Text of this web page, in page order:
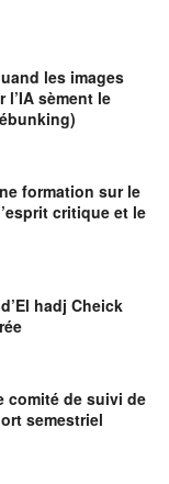
les images
l’IA sèment le
formation sur le
critique et le
hadj Cheick
comité de suivi de
semestriel